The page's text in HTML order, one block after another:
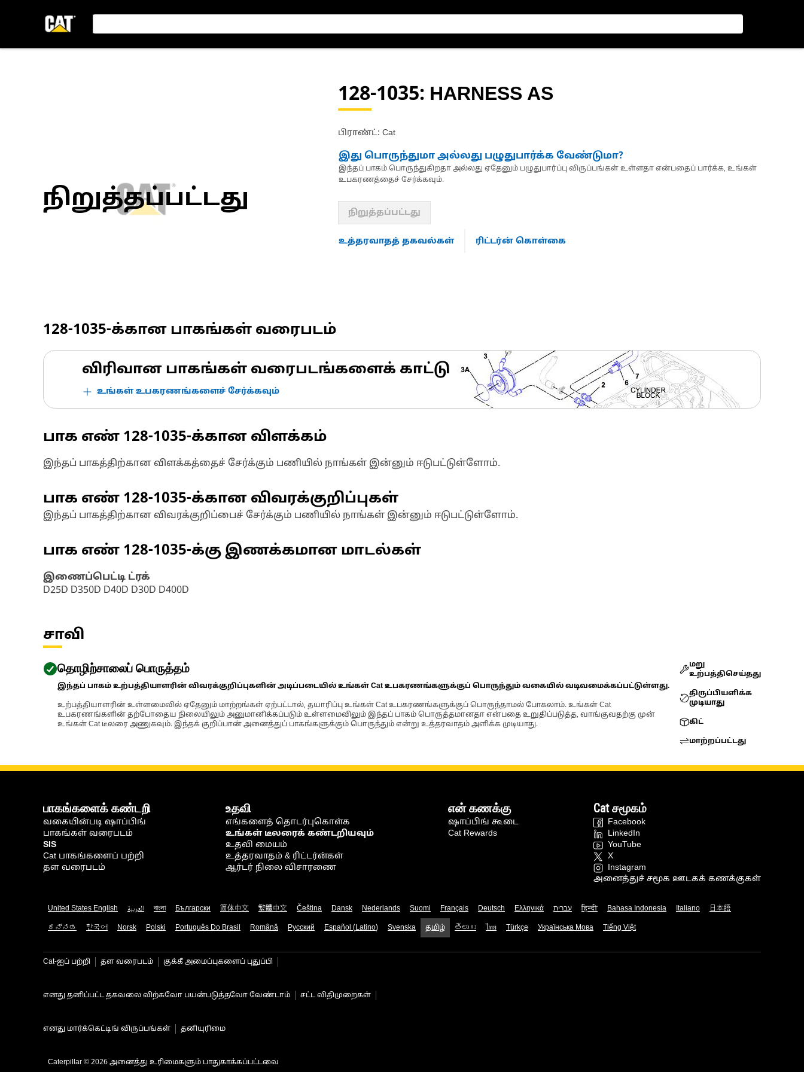
நிறுத்தப்பட்டது
128-1035: HARNESS AS
பிராண்ட்: Cat
இது பொருந்துமா அல்லது பழுதுபார்க்க வேண்டுமா?
இந்தப் பாகம் பொருந்துகிறதா அல்லது ஏதேனும் பழுதுபார்ப்பு விருப்பங்கள் உள்ளதா என்பதைப் பார்க்க, உங்கள்
உபகரணத்தைச் சேர்க்கவும்.
நிறுத்தப்பட்டது
உத்தரவாதத் தகவல்கள் ரிட்டர்ன் கொள்கை
128-1035-க்கான பாகங்கள் வரைபடம்
விரிவான பாகங்கள் வரைபடங்களைக் காட்டு
உங்கள் உபகரணங்களைச் சேர்க்கவும்
பாக எண் 128-1035-க்கான விளக்கம்
இந்தப் பாகத்திற்கான விளக்கத்தைச் சேர்க்கும் பணியில் நாங்கள் இன்னும் ஈடுபட்டுள்ளோம்.
பாக எண் 128-1035-க்கான விவரக்குறிப்புகள்
இந்தப் பாகத்திற்கான விவரக்குறிப்பைச் சேர்க்கும் பணியில் நாங்கள் இன்னும் ஈடுபட்டுள்ளோம்.
பாக எண் 128-1035-க்கு இணக்கமான மாடல்கள்
இணைப்பெட்டி ட்ரக்
D25D D350D D40D D30D D400D
சாவி
தொழிற்சாலைப் பொருத்தம்
இந்தப் பாகம் உற்பத்தியாளரின் விவரக்குறிப்புகளின் அடிப்படையில் உங்கள் Cat உபகரணங்களுக்குப் பொருந்தும் வகையில் வடிவமைக்கப்பட்டுள்ளது.
உற்பத்தியாளரின் உள்ளமைவில் ஏதேனும் மாற்றங்கள் ஏற்பட்டால், தயாரிப்பு உங்கள் Cat உபகரணங்களுக்குப் பொருந்தாமல் போகலாம். உங்கள் Cat
உபகரணங்களின் தற்போதைய நிலையிலும் அனுமானிக்கப்படும் உள்ளமைவிலும் இந்தப் பாகம் பொருத்தமானதா என்பதை உறுதிப்படுத்த, வாங்குவதற்கு முன்
உங்கள் Cat டீலரை அணுகவும். இந்தக் குறிப்பான் அனைத்துப் பாகங்களுக்கும் பொருந்தும் என்று உத்தரவாதம் அளிக்க முடியாது.
மறு
உற்பத்திசெய்தது
திருப்பியளிக்க
முடியாது
கிட்
மாற்றப்பட்டது
பாகங்களைக் கண்டறி
வகையின்படி ஷாப்பிங்
பாகங்கள் வரைபடம்
SIS
Cat பாகங்களைப் பற்றி
தள வரைபடம்
உதவி
எங்களைத் தொடர்புகொள்க
உங்கள் டீலரைக் கண்டறியவும்
உதவி மையம்
உத்தரவாதம் & ரிட்டர்ன்கள்
ஆர்டர் நிலை விசாரணை
என் கணக்கு
ஷாப்பிங் கூடை
Cat Rewards
Cat சமூகம்
Facebook
LinkedIn
YouTube
X
Instagram
அனைத்துச் சமூக ஊடகக் கணக்குகள்
United States English العربية বাংলা Български 简体中文 繁體中文 Čeština Dansk Nederlands Suomi Français Deutsch Ελληνικά עברית हिन्दी Bahasa Indonesia Italiano 日本語
ಕನ್ನಡ 한국어 Norsk Polski Português Do Brasil Română Русский Español (Latino) Svenska தமிழ் తెలుగు ไทย Türkçe Українська Мова Tiếng Việt
Cat-ஐப் பற்றி தள வரைபடம் குக்கீ அமைப்புகளைப் புதுப்பி
எனது தனிப்பட்ட தகவலை விற்கவோ பயன்படுத்தவோ வேண்டாம் சட்ட விதிமுறைகள்
எனது மார்க்கெட்டிங் விருப்பங்கள் தனியுரிமை
Caterpillar © 2026 அனைத்து உரிமைகளும் பாதுகாக்கப்பட்டவை